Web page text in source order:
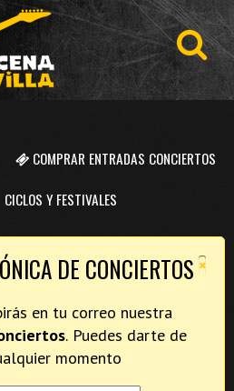
COMPRAR ENTRADAS CONCIERTOS
CICLOS Y FESTIVALES
×
DE CONCIERTOS
en tu correo nuestra
. Puedes darte de
momento